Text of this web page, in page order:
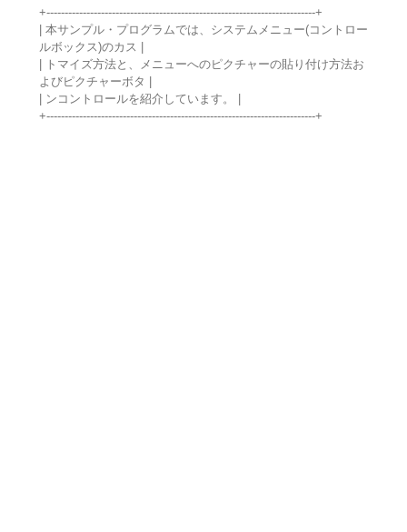
+--------------------------------------------------------------------------+
| 本サンプル・プログラムでは、システムメニュー(コントロー
ルボックス)のカス |
| トマイズ方法と、メニューへのピクチャーの貼り付け方法お
よびピクチャーボタ |
| ンコントロールを紹介しています。 |
+--------------------------------------------------------------------------+